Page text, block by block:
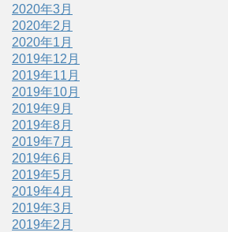
2020年3月
2020年2月
2020年1月
2019年12月
2019年11月
2019年10月
2019年9月
2019年8月
2019年7月
2019年6月
2019年5月
2019年4月
2019年3月
2019年2月